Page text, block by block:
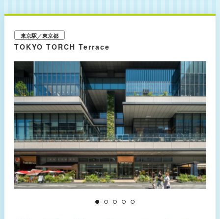
ておりません ・牡蠣殻が落ちていることがありますので、履物をご用意く
品】 双眼鏡、スコープ（無料） 【販売】 潮干狩りグッズなど
東京駅／東京都
TOKYO TORCH Terrace